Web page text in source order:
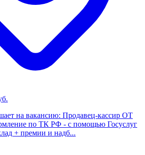
на вакансию: Продавец-кассир ОТ
по ТК РФ - с помощью Госуслуг
+ премии и надб...